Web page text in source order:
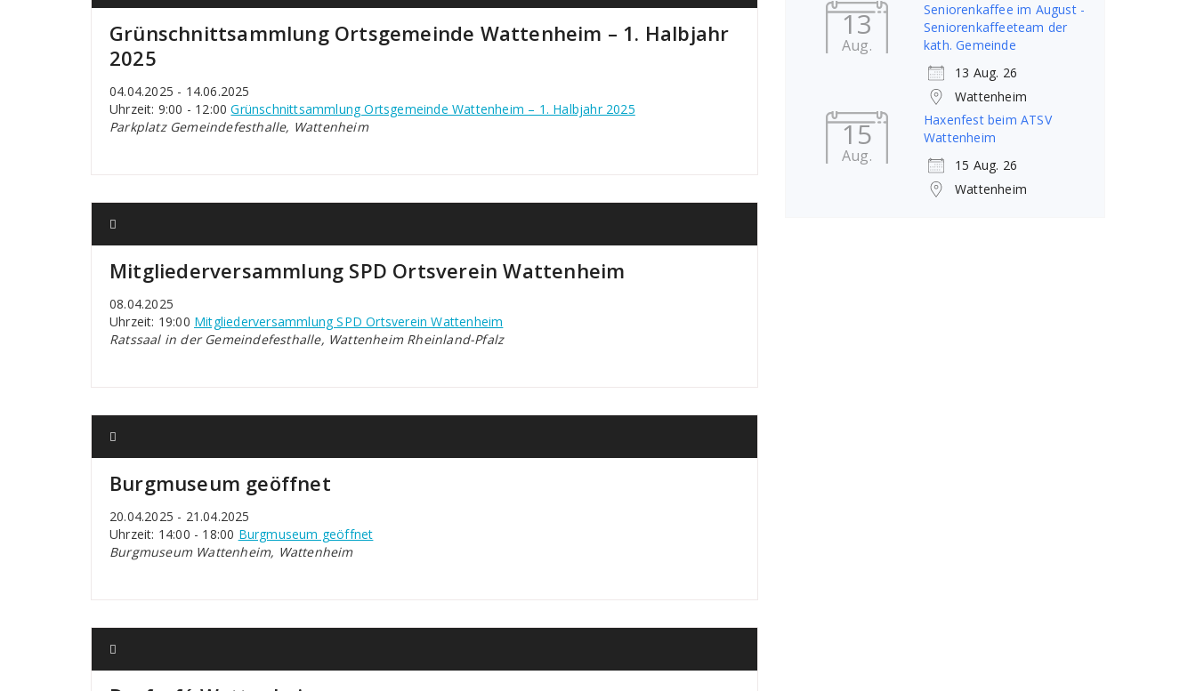
Grünschnittsammlung Ortsgemeinde Wattenheim – 1. Halbjahr
2025
04.04.2025 - 14.06.2025
Uhrzeit: 9:00 - 12:00Grünschnittsammlung Ortsgemeinde Wattenheim – 1. Halbjahr 2025
Parkplatz Gemeindefesthalle, Wattenheim
Mitgliederversammlung SPD Ortsverein Wattenheim
08.04.2025
Uhrzeit: 19:00 Mitgliederversammlung SPD Ortsverein Wattenheim
Ratssaal in der Gemeindefesthalle, Wattenheim Rheinland-Pfalz
Burgmuseum geöffnet
20.04.2025 - 21.04.2025
Uhrzeit: 14:00 - 18:00 Burgmuseum geöffnet
Burgmuseum Wattenheim, Wattenheim
13
Aug.
Seniorenkaffee im August -
Seniorenkaffeeteam der
kath. Gemeinde
13 Aug. 26
Wattenheim
15
Aug.
Haxenfest beim ATSV
Wattenheim
15 Aug. 26
Wattenheim